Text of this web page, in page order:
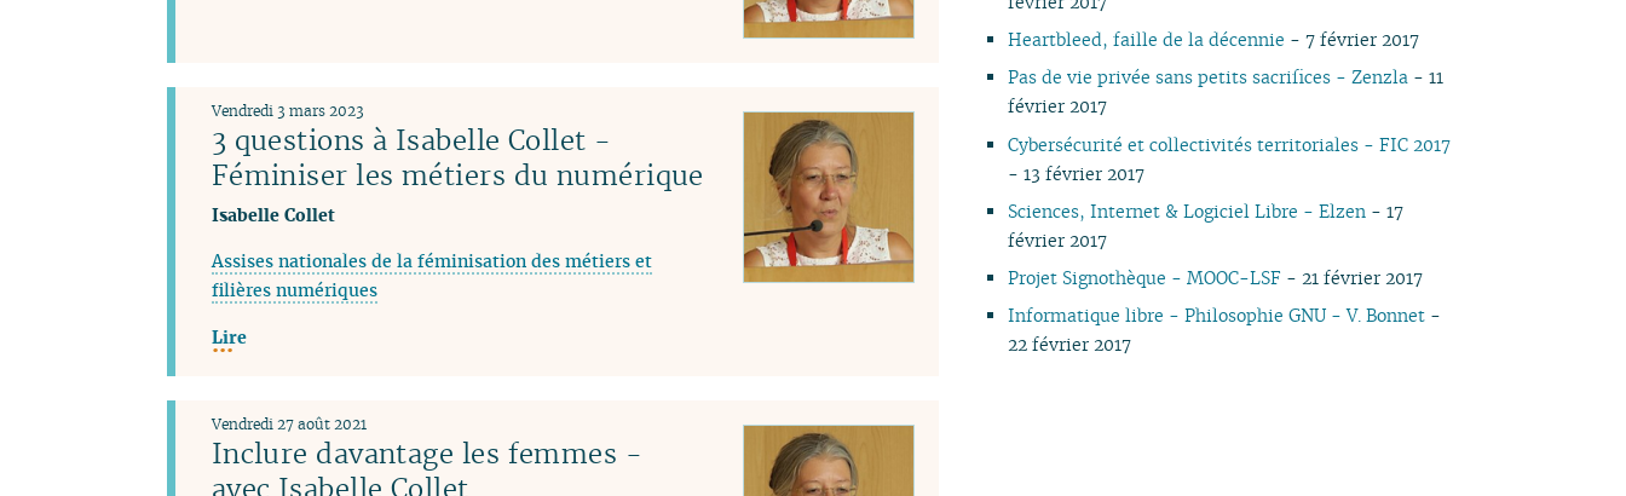
3 questions à Isabelle Collet -
Féminiser les métiers du numérique
Vendredi 3 mars 2023
Isabelle Collet
Assises nationales de la féminisation des métiers et
filières numériques
Lire
Inclure davantage les femmes -
avec Isabelle Collet
Vendredi 27 août 2021
02
01
01
01
01
01
01
01
02
01
03
01
03
02
03
03
01
Heartbleed, faille de la décennie - 7 février 2017
Pas de vie privée sans petits sacrifices - Zenzla - 11
février 2017
Cybersécurité et collectivités territoriales - FIC 2017
- 13 février 2017
Sciences, Internet & Logiciel Libre - Elzen - 17
février 2017
Projet Signothèque - MOOC-LSF - 21 février 2017
Informatique libre - Philosophie GNU - V. Bonnet -
22 février 2017